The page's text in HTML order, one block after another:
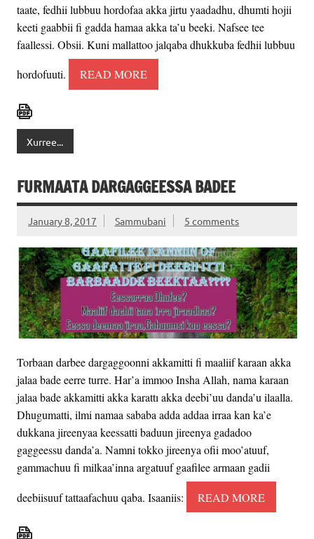
taate, fedhii lubbuu hordofaa akka jirtu yaadadhu, dhumti hojii
keeti gaabbii fi gadda hamaa akka ta’u beeki. Nafsee tee
faallessi. Obsii. Kuni mallattoo jalqaba dhukkuba fedhii lubbuu
hordofuuti. READ MORE
Xurree...
FURMAATA DARGAGGEESSA BADEE
January 8, 2017 Sammubani 5 comments
Torbaan darbee dargaggoonni akkamitti fi maaliif karaan akka
jalaa bade eerre turre. Har’a immoo Insha Allah, nama karaan
jalaa bade akkamitti akka karattı akka deebi’uu danda’u ilaalla.
Dhugumatti, ilmi namaa sababa adda addaa irraa kan ka’e
dukkana jireenyaa keessatti baduun jireenya gadadoo
gaggeessu danda’a. Namni tokko jireenya ofii moo’atuuf,
gammachuu fi milkaa’inna argatuuf gaafilee armaan gadii
deebiisuuf tattaafachuu qaba. Isaaniis: READ MORE